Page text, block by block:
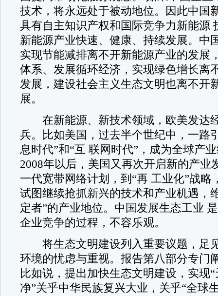
技术，将永远处于被动地位。因此中国
具有自主知识产权和国际竞争力新能源
新能源产业快速、健康、持续发展。中
实现节能减排离不开新能源产业的发展
体系、发展循环经济，实现绿色增长离
发展，建设社会主义生态文明也离不开
展。
在新能源、新技术领域，欧美发达
兵。比如美国，过去半个世纪中，一路
息时代”和“互 联网时代”，成为全球产
2008年以后，美国又再次开启新的产业
一代宽带网络计划，到“再 工业化”战略
试图继续抢抓新兴的技术和产业机遇，
定者”的产业地位。中国发展生态工业
企业竞争的过程，不容乐观。
将生态文明建设列入重要议题，足
环境的忧虑与重视。报告第八部分专门
比如说，提出加快生态文明建设，实现
净”关乎中华民族复兴大业，关乎“全球